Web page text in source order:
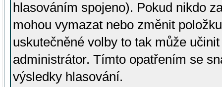
hlasováním spojeno). Pokud nikdo
mohou vymazat nebo změnit
uskutečněné volby to tak může
administrátor. Tímto opatřením se
výsledky hlasování.